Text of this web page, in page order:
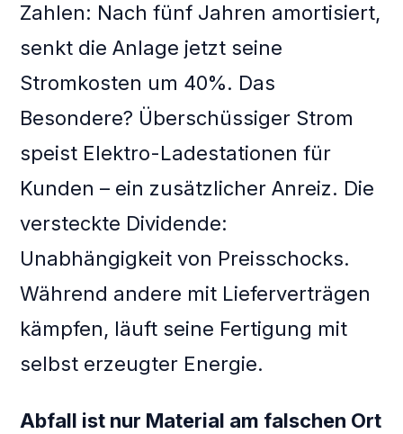
Zahlen: Nach fünf Jahren amortisiert,
senkt die Anlage jetzt seine
Stromkosten um 40%. Das
Besondere? Überschüssiger Strom
speist Elektro-Ladestationen für
Kunden – ein zusätzlicher Anreiz. Die
versteckte Dividende:
Unabhängigkeit von Preisschocks.
Während andere mit Lieferverträgen
kämpfen, läuft seine Fertigung mit
selbst erzeugter Energie.
Abfall ist nur Material am falschen Ort